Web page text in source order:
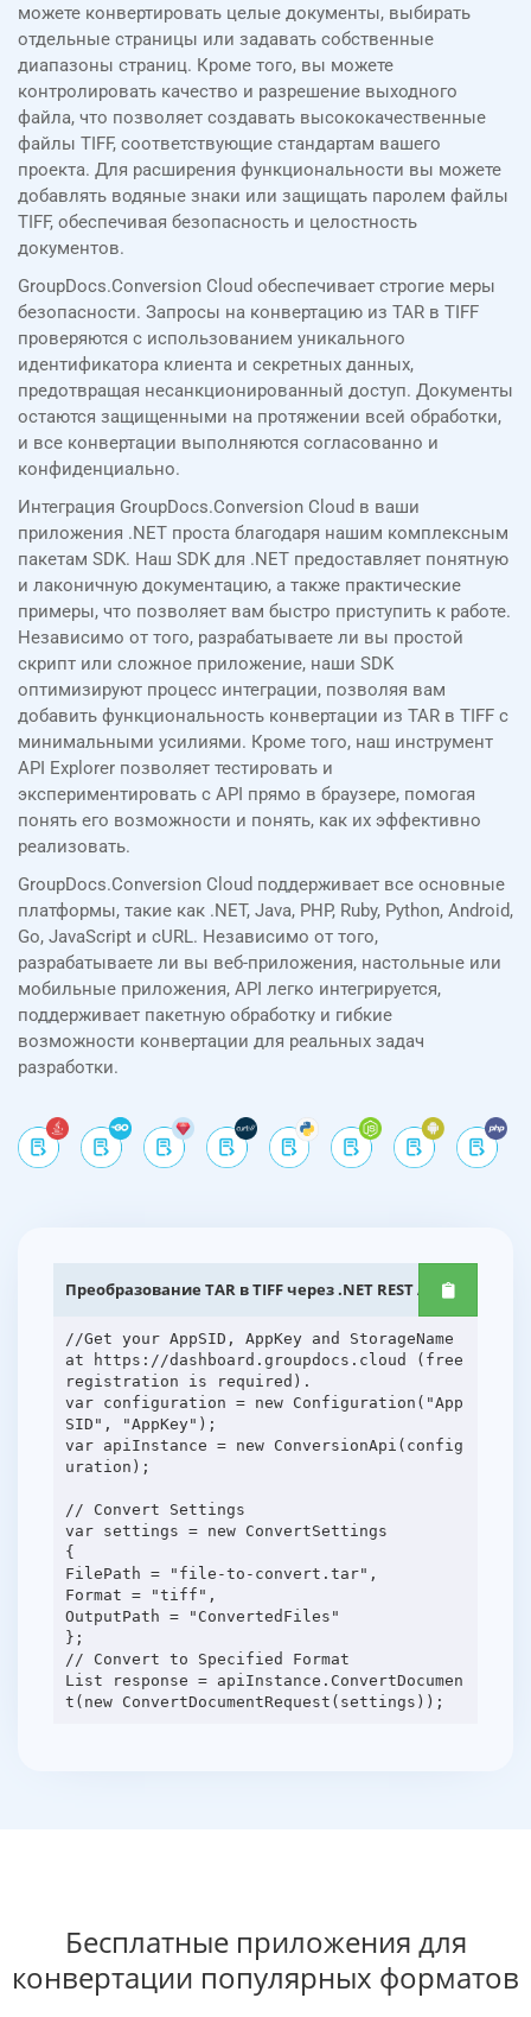
можете конвертировать целые документы, выбирать
отдельные страницы или задавать собственные
диапазоны страниц. Кроме того, вы можете
контролировать качество и разрешение выходного
файла, что позволяет создавать высококачественные
файлы TIFF, соответствующие стандартам вашего
проекта. Для расширения функциональности вы можете
добавлять водяные знаки или защищать паролем файлы
TIFF, обеспечивая безопасность и целостность
документов.
GroupDocs.Conversion Cloud обеспечивает строгие меры
безопасности. Запросы на конвертацию из TAR в TIFF
проверяются с использованием уникального
идентификатора клиента и секретных данных,
предотвращая несанкционированный доступ. Документы
остаются защищенными на протяжении всей обработки,
и все конвертации выполняются согласованно и
конфиденциально.
Интеграция GroupDocs.Conversion Cloud в ваши
приложения .NET проста благодаря нашим комплексным
пакетам SDK. Наш SDK для .NET предоставляет понятную
и лаконичную документацию, а также практические
примеры, что позволяет вам быстро приступить к работе.
Независимо от того, разрабатываете ли вы простой
скрипт или сложное приложение, наши SDK
оптимизируют процесс интеграции, позволяя вам
добавить функциональность конвертации из TAR в TIFF с
минимальными усилиями. Кроме того, наш инструмент
API Explorer позволяет тестировать и
экспериментировать с API прямо в браузере, помогая
понять его возможности и понять, как их эффективно
реализовать.
GroupDocs.Conversion Cloud поддерживает все основные
платформы, такие как .NET, Java, PHP, Ruby, Python, Android,
Go, JavaScript и cURL. Независимо от того,
разрабатываете ли вы веб-приложения, настольные или
мобильные приложения, API легко интегрируется,
поддерживает пакетную обработку и гибкие
возможности конвертации для реальных задач
разработки.
Преобразование TAR в TIFF через .NET REST API
//Get your AppSID, AppKey and StorageName
at https://dashboard.groupdocs.cloud (free
registration is required).
var configuration = new Configuration("App
SID", "AppKey");
var apiInstance = new ConversionApi(config
uration);
// Convert Settings
var settings = new ConvertSettings
{
FilePath = "file-to-convert.tar",
Format = "tiff",
OutputPath = "ConvertedFiles"
};
// Convert to Specified Format
List response = apiInstance.ConvertDocumen
Бесплатные приложения для
конвертации популярных форматов